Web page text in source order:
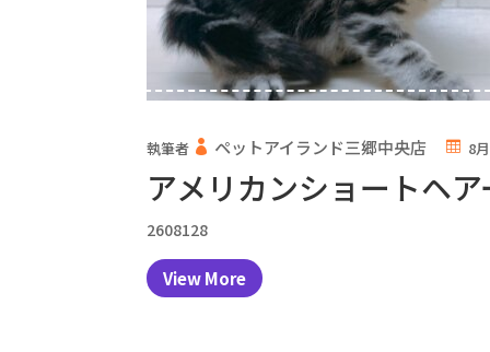
アメリカンショートヘア
執筆者 ペットアイランド三郷中央店 8
2608128
View More